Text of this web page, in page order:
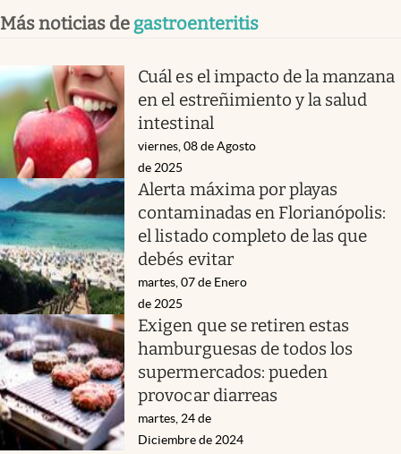
Más noticias de gastroenteritis
Cuál es el impacto de la manzana
en el estreñimiento y la salud
intestinal
viernes, 08 de Agosto
de 2025
Alerta máxima por playas
contaminadas en Florianópolis:
el listado completo de las que
debés evitar
martes, 07 de Enero
de 2025
Exigen que se retiren estas
hamburguesas de todos los
supermercados: pueden
provocar diarreas
martes, 24 de
Diciembre de 2024